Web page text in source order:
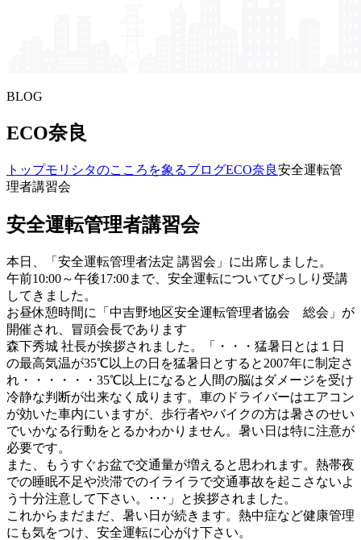
BLOG
ECO奈良
トップモリシタの​こころを​象る​ブログECO奈良安全運転管
理者講習会
安全運転管理者講習会
本日、「安全運転管理者法定 講習会」に出席しました。
午前10:00～午後17:00まで、安全運転についてびっしり受講
してきました。
お昼休憩時間に「中吉野地区安全運転管理者協会 総会」が
開催され、冒頭会長であります
森下秀城 社長が挨拶されました。「・・・猛暑日とは１日
の最高気温が35℃以上の日を猛暑日とすると2007年に制定さ
れ・・・・・・35℃以上になると人間の脳はダメージを受け
冷静な判断が出来なく成ります。車のドライバーはエアコン
が効いた車内にいますが、歩行者やバイクの方は暑さのせい
でいかなる行動をとるかわかりません。暑い日は特に注意が
必要です。
また、もうすぐお盆で交通量が増えると思われます。熱帯夜
での睡眠不足や渋滞でのイライラで交通事故を起こさないよ
う十分注意して下さい。･･･」と挨拶されました。
これからまだまだ、暑い日が続きます。熱中症など健康管理
にも気をつけ、安全運転に心がけ下さい。